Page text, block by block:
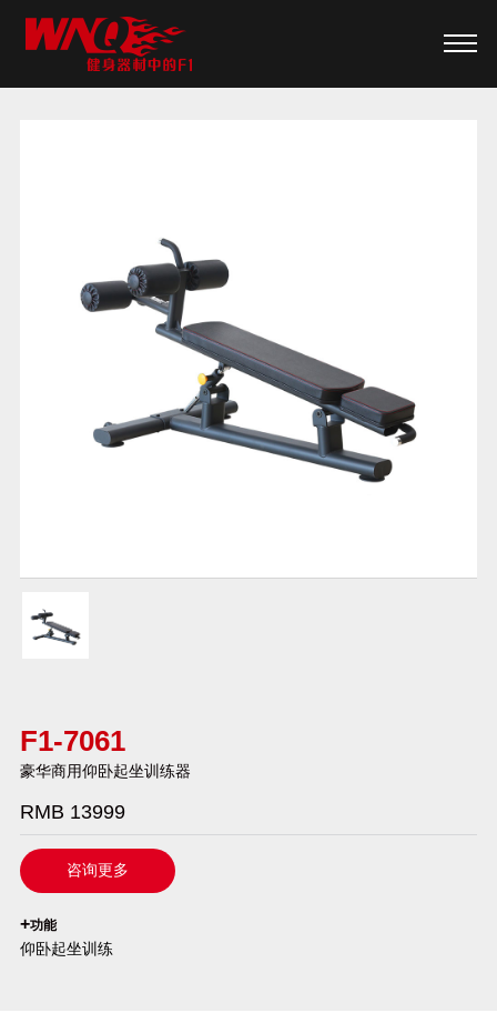
F1-7061
豪华商用仰卧起坐训练器
RMB 13999
咨询更多
`
+功能
仰卧起坐训练